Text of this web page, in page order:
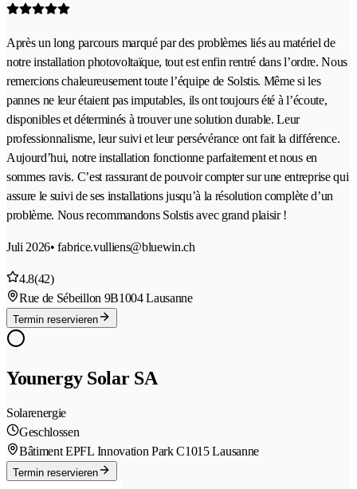
Après un long parcours marqué par des problèmes liés au matériel de
notre installation photovoltaïque, tout est enfin rentré dans l’ordre. Nous
remercions chaleureusement toute l’équipe de Solstis. Même si les
pannes ne leur étaient pas imputables, ils ont toujours été à l’écoute,
disponibles et déterminés à trouver une solution durable. Leur
professionnalisme, leur suivi et leur persévérance ont fait la différence.
Aujourd’hui, notre installation fonctionne parfaitement et nous en
sommes ravis. C’est rassurant de pouvoir compter sur une entreprise qui
assure le suivi de ses installations jusqu’à la résolution complète d’un
problème. Nous recommandons Solstis avec grand plaisir !
Juli 2026• fabrice.vulliens@bluewin.ch
4.8(42)
Rue de Sébeillon 9B1004 Lausanne
Termin reservieren
Younergy Solar SA
Solarenergie
Geschlossen
Bâtiment EPFL Innovation Park C1015 Lausanne
Termin reservieren